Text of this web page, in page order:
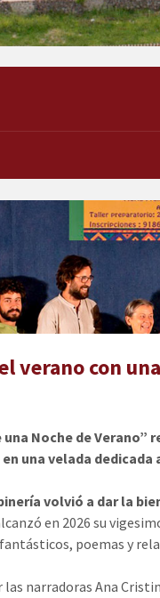
verano con
una Noche de
una velada
volvió a dar la
en 2026 su
poemas y
narradoras Ana